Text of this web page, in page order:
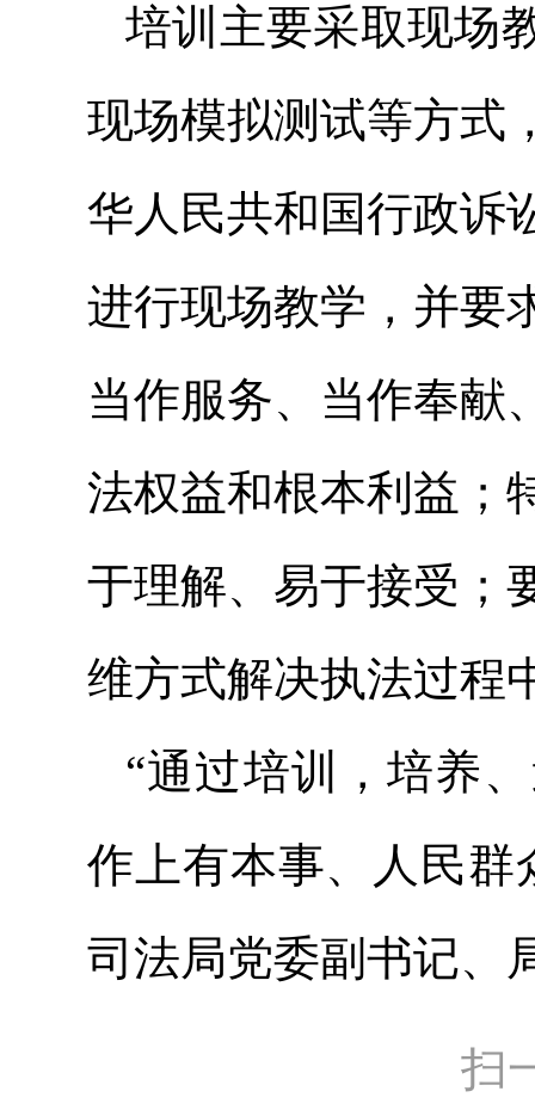
培训主要采取现场
现场模拟测试等方式
华人民共和国行政诉
进行现场教学，并要
当作服务、当作奉献
法权益和根本利益；
于理解、易于接受；
维方式解决执法过程
“通过培训，培养
作上有本事、人民群
司法局党委副书记、
扫